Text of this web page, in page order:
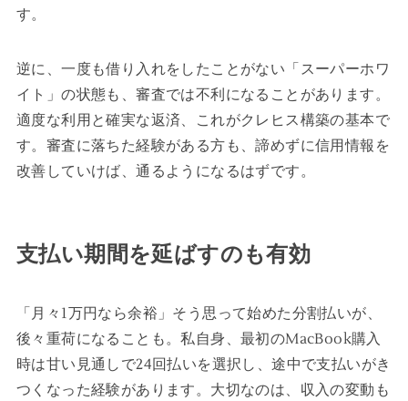
す。
逆に、一度も借り入れをしたことがない「スーパーホワ
イト」の状態も、審査では不利になることがあります。
適度な利用と確実な返済、これがクレヒス構築の基本で
す。審査に落ちた経験がある方も、諦めずに信用情報を
改善していけば、通るようになるはずです。
支払い期間を延ばすのも有効
「月々1万円なら余裕」そう思って始めた分割払いが、
後々重荷になることも。私自身、最初のMacBook購入
時は甘い見通しで24回払いを選択し、途中で支払いがき
つくなった経験があります。大切なのは、収入の変動も